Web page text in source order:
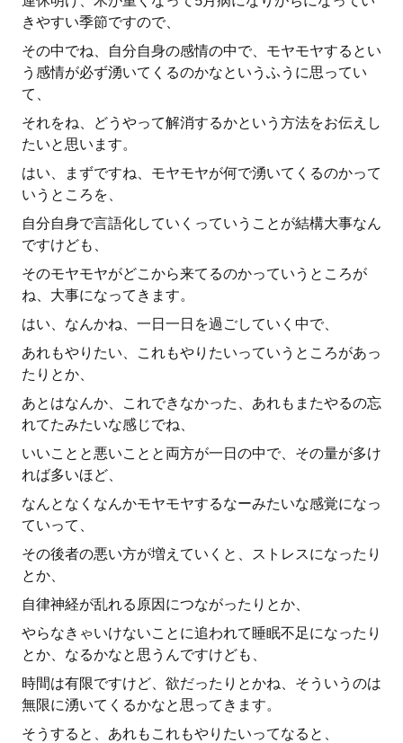
きやすい季節ですので、
その中でね、自分自身の感情の中で、モヤモヤするとい
う感情が必ず湧いてくるのかなというふうに思ってい
て、
それをね、どうやって解消するかという方法をお伝えし
たいと思います。
はい、まずですね、モヤモヤが何で湧いてくるのかって
いうところを、
自分自身で言語化していくっていうことが結構大事なん
ですけども、
そのモヤモヤがどこから来てるのかっていうところが
ね、大事になってきます。
はい、なんかね、一日一日を過ごしていく中で、
あれもやりたい、これもやりたいっていうところがあっ
たりとか、
あとはなんか、これできなかった、あれもまたやるの忘
れてたみたいな感じでね、
いいことと悪いことと両方が一日の中で、その量が多け
れば多いほど、
なんとなくなんかモヤモヤするなーみたいな感覚になっ
ていって、
その後者の悪い方が増えていくと、ストレスになったり
とか、
自律神経が乱れる原因につながったりとか、
やらなきゃいけないことに追われて睡眠不足になったり
とか、なるかなと思うんですけども、
時間は有限ですけど、欲だったりとかね、そういうのは
無限に湧いてくるかなと思ってきます。
そうすると、あれもこれもやりたいってなると、